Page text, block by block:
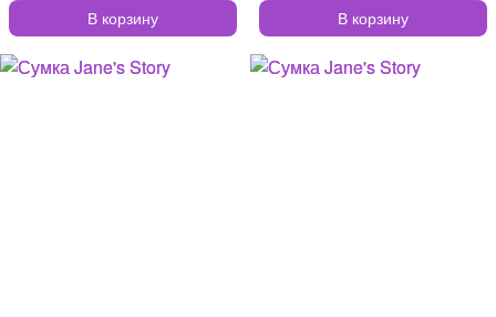
В корзину В корзину